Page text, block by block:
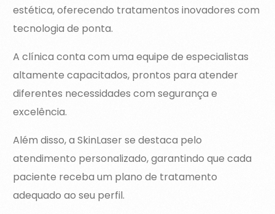
estética, oferecendo tratamentos inovadores com
tecnologia de ponta.
A clínica conta com uma equipe de especialistas
altamente capacitados, prontos para atender
diferentes necessidades com segurança e
excelência.
Além disso, a SkinLaser se destaca pelo
atendimento personalizado, garantindo que cada
paciente receba um plano de tratamento
adequado ao seu perfil.